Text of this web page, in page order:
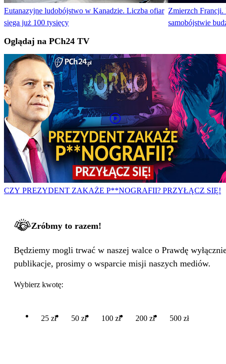
Eutanazyjne ludobójstwo w Kanadzie. Liczba ofiar
sięga już 100 tysięcy
Zmierzch Francji.
samobójstwie
Oglądaj na PCh24 TV
CZY PREZYDENT ZAKAŻE P**NOGRAFII? PRZYŁĄCZ SIĘ!
Zróbmy to razem!
Będziemy mogli trwać w naszej walce o Prawdę
publikacje, prosimy o wsparcie misji naszych mediów.
Wybierz kwotę:
25 zł 50 zł 100 zł 200 zł 500 zł